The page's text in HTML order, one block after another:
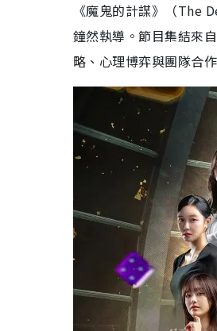
12. 金夏麟（
13. 朴尚妍（
14. 孫恩有（
《魔鬼的計謀》第
《魔鬼的計謀》
1. 增加至14人
2. 不再同住
3. 遊戲設計
《魔鬼的計謀》第
《魔鬼的計謀》（The
鐘然執導。節目集結來
略、心理博弈與團隊合